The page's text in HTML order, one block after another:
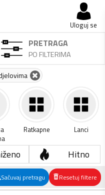
Uloguj se
PRETRAGA
PO FILTERIMA
Ratkapne Lanci
Hitno
Sačuvaj pretragu Resetuj filtere